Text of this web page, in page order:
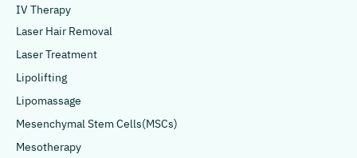
IV Therapy
Laser Hair Removal
Laser Treatment
Lipolifting
Lipomassage
Mesenchymal Stem Cells(MSCs)
Mesotherapy